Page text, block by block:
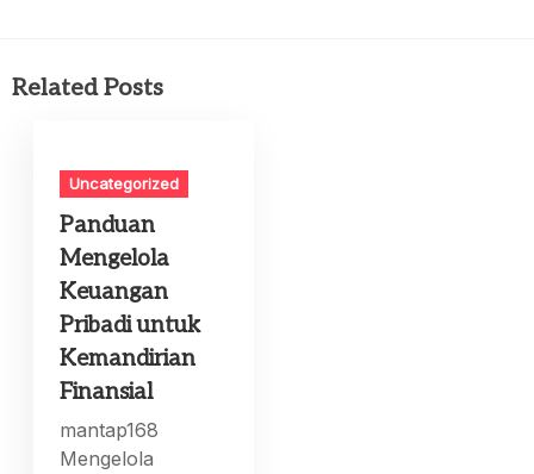
Related Posts
Uncategorized
Panduan
Mengelola
Keuangan
Pribadi untuk
Kemandirian
Finansial
mantap168
Mengelola